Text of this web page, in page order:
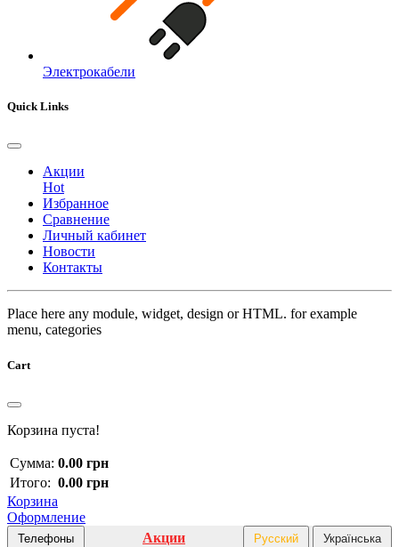
Электрокабели
Quick Links
Акции
Hot
Избранное
Сравнение
Личный кабинет
Новости
Контакты
Place here any module, widget, design or HTML. for example
menu, categories
Cart
Корзина пуста!
Сумма: 0.00 грн
Итого: 0.00 грн
Корзина
Оформление
Телефоны Акции Русский Українська